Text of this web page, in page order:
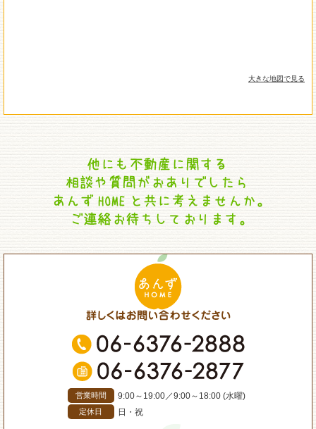
大きな地図で見る
営業時間 9:00～19:00／9:00～18:00 (水曜)
定休日 日・祝